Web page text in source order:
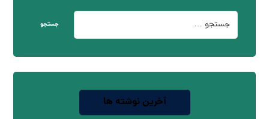
جستجو
آخرین نوشته ها